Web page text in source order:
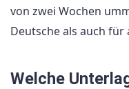
von zwei Wochen
Deutsche als auch
Welche